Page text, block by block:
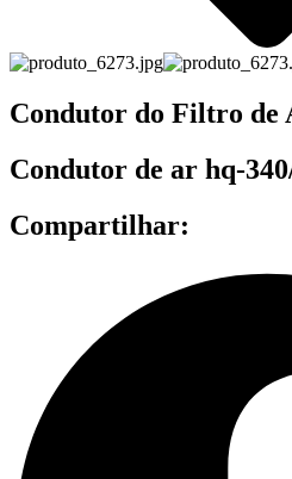
Condutor do Filtro de
Condutor de ar hq-
Compartilhar: